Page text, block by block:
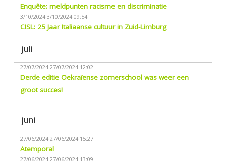
Enquête: meldpunten racisme en discriminatie
3/10/2024 3/10/2024 09:54
CISL: 25 Jaar Italiaanse cultuur in Zuid-Limburg
juli
27/07/2024 27/07/2024 12:02
Derde editie Oekraïense zomerschool was weer een
groot succes!
juni
27/06/2024 27/06/2024 15:27
Atemporal
27/06/2024 27/06/2024 13:09